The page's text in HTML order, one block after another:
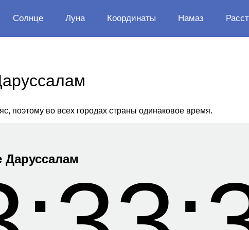
Солнце Луна Координаты Намаз
поэтому во всех городах страны одинаковое время.